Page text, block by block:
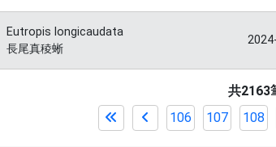
Eutropis longicaudata
長尾真稜蜥
共2163
106
107 108